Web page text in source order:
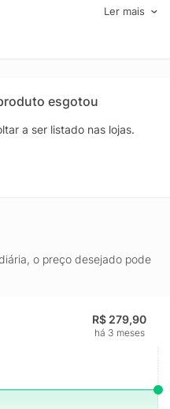
Material têxtil
Borracha
para:
Ler mais
esgotou
a ser listado nas lojas.
o preço desejado pode
R$ 279,90
há 3 meses